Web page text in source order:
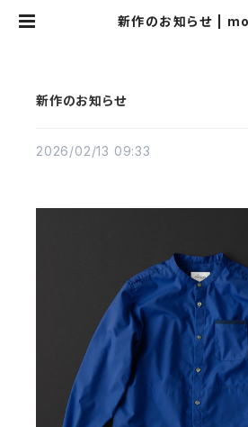
新作のお知らせ |
新作のお知らせ
2026/02/13 09:33